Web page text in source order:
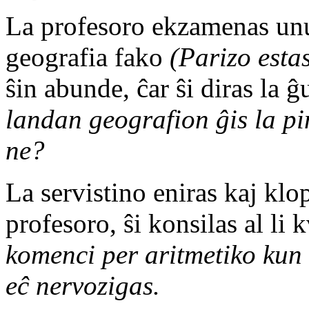
La profesoro ekzamenas
geografia fako (Parizo
ŝin abunde, ĉar ŝi diras la
landan geografion ĝis la
ne?
La servistino eniras kaj
profesoro, ŝi konsilas al li
komenci per aritmetiko
eĉ nervozigas.